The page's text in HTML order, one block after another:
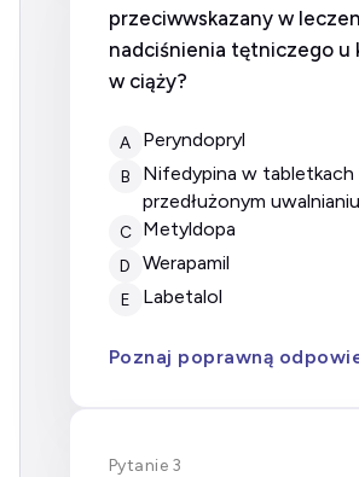
przeciwwskazany w
nadciśnienia tętniczego u
w ciąży?
A peryndopryl
B
nifedypina w tabletkach o
przedłużonym uwalnianiu
C metyldopa
D werapamil
E labetalol
Poznaj poprawną
Pytanie 3